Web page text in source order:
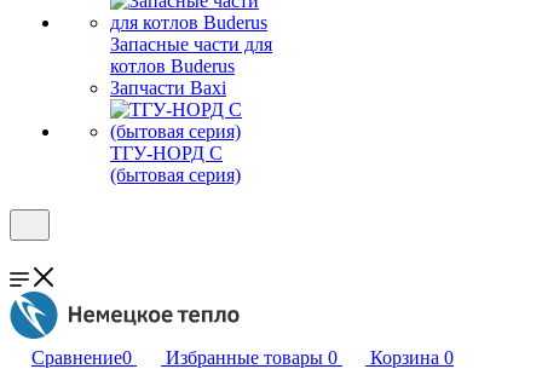
Запасные части для
котлов Buderus
Запчасти Baxi
ТГУ-НОРД С
(бытовая серия)
Сравнение0 Избранные товары 0 Корзина 0